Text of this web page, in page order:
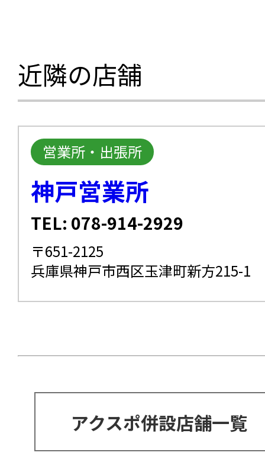
近隣の店舗
営業所・出張所
神戸営業所
TEL: 078-914-2929
〒651-2125
兵庫県神戸市西区玉津町新方215-1
アクスポ併設店舗一覧